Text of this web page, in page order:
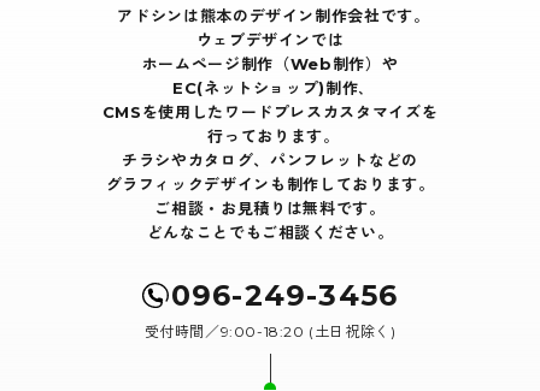
アドシンは熊本のデザイン制作会社です｡
ウェブデザインでは
ホームページ制作（Web制作）や
EC(ネットショップ)制作､
CMSを使用したワードプレスカスタマイズを
行っております｡
チラシやカタログ、パンフレットなどの
グラフィックデザインも制作しております。
ご相談・お見積りは無料です。
どんなことでもご相談ください。
096-249-3456
受付時間／9:00-18:20 (土日祝除く)